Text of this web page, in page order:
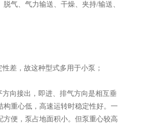
气、气力输送、干燥、夹持/输送、
差，故这种型式多用于小泵；
向接出，即进、排气方向是相互垂
重心低，高速运转时稳定性好。一
便，泵占地面积小。但泵重心较高